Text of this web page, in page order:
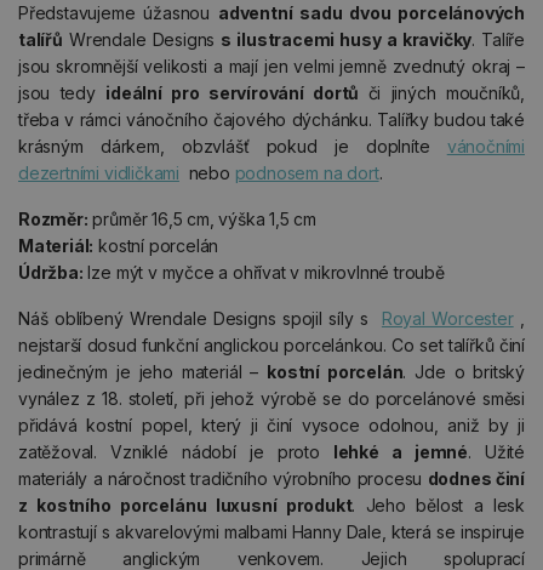
Představujeme úžasnou adventní sadu dvou porcelánových
talířů Wrendale Designs s ilustracemi husy a kravičky. Talíře
jsou skromnější velikosti a mají jen velmi jemně zvednutý okraj –
jsou tedy ideální pro servírování dortů či jiných moučníků,
třeba v rámci vánočního čajového dýchánku. Talířky budou také
krásným dárkem, obzvlášť pokud je doplníte vánočními
dezertními vidličkami nebo podnosem na dort.
Rozměr: průměr 16,5 cm, výška 1,5 cm
Materiál: kostní porcelán
Údržba: lze mýt v myčce a ohřívat v mikrovlnné troubě
Náš oblíbený Wrendale Designs spojil síly s Royal Worcester,
nejstarší dosud funkční anglickou porcelánkou. Co set talířků činí
jedinečným je jeho materiál – kostní porcelán. Jde o britský
vynález z 18. století, při jehož výrobě se do porcelánové směsi
přidává kostní popel, který ji činí vysoce odolnou, aniž by ji
zatěžoval. Vzniklé nádobí je proto lehké a jemné. Užité
materiály a náročnost tradičního výrobního procesu dodnes činí
z kostního porcelánu luxusní produkt. Jeho bělost a lesk
kontrastují s akvarelovými malbami Hanny Dale, která se inspiruje
primárně anglickým venkovem. Jejich spoluprací